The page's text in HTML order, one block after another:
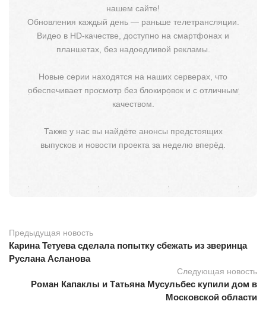
нашем сайте!
Обновления каждый день — раньше телетрансляции.
Видео в HD-качестве, доступно на смартфонах и
планшетах, без надоедливой рекламы.
Новые серии находятся на наших серверах, что
обеспечивает просмотр без блокировок и с отличным
качеством.
Также у нас вы найдёте анонсы предстоящих
выпусков и новости проекта за неделю вперёд.
Предыдущая новость
Карина Тетуева сделала попытку сбежать из зверинца
Руслана Асланова
Следующая новость
Роман Капаклы и Татьяна Мусульбес купили дом в
Московской области